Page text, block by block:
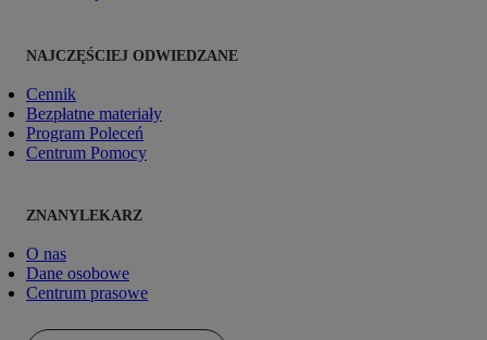
NAJCZĘŚCIEJ ODWIEDZANE
Cennik
Bezpłatne materiały
Program Poleceń
Centrum Pomocy
ZNANYLEKARZ
O nas
Dane osobowe
Centrum prasowe